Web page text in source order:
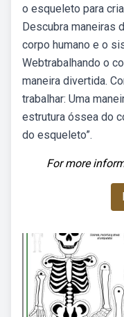
o esqueleto para
Descubra maneiras
corpo humano e o
Webtrabalhando o
maneira divertida.
trabalhar: Uma
estrutura óssea do
do esqueleto”.
For more